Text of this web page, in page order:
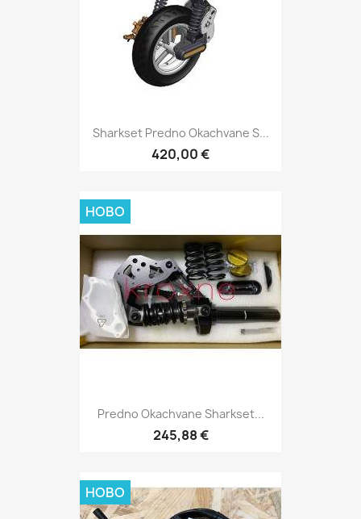
Sharkset Predno Okachvane S...
420,00 €
Predno Okachvane Sharkset...
245,88 €
НОВО
НОВО